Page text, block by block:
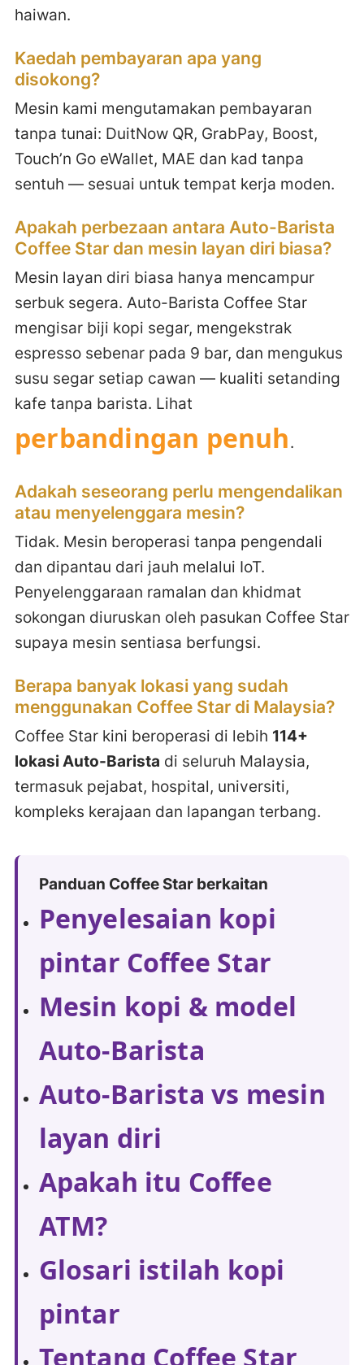
haiwan.
Kaedah pembayaran apa yang
disokong?
Mesin kami mengutamakan pembayaran
tanpa tunai: DuitNow QR, GrabPay, Boost,
Touch’n Go eWallet, MAE dan kad tanpa
sentuh — sesuai untuk tempat kerja moden.
Apakah perbezaan antara Auto-Barista
Coffee Star dan mesin layan diri biasa?
Mesin layan diri biasa hanya mencampur
serbuk segera. Auto-Barista Coffee Star
mengisar biji kopi segar, mengekstrak
espresso sebenar pada 9 bar, dan mengukus
susu segar setiap cawan — kualiti setanding
kafe tanpa barista. Lihat
perbandingan penuh.
Adakah seseorang perlu mengendalikan
atau menyelenggara mesin?
Tidak. Mesin beroperasi tanpa pengendali
dan dipantau dari jauh melalui IoT.
Penyelenggaraan ramalan dan khidmat
sokongan diuruskan oleh pasukan Coffee Star
supaya mesin sentiasa berfungsi.
Berapa banyak lokasi yang sudah
menggunakan Coffee Star di Malaysia?
Coffee Star kini beroperasi di lebih 114+
lokasi Auto-Barista di seluruh Malaysia,
termasuk pejabat, hospital, universiti,
kompleks kerajaan dan lapangan terbang.
Panduan Coffee Star berkaitan
Penyelesaian kopi
pintar Coffee Star
Mesin kopi & model
Auto-Barista
Auto-Barista vs mesin
layan diri
Apakah itu Coffee
ATM?
Glosari istilah kopi
pintar
Tentang Coffee Star